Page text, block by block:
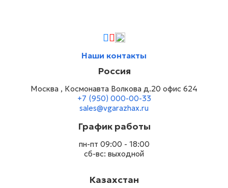
Наши контакты
Россия
Москва , Космонавта Волкова д.20 офис 624
+7 (950) 000-00-33
sales@vgarazhax.ru
График работы
пн-пт 09:00 - 18:00
сб-вс: выходной
Казахстан